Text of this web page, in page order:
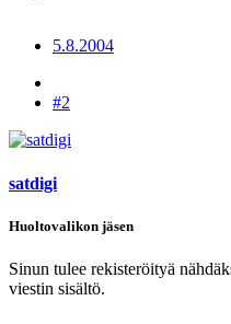
5.8.2004
#2
satdigi
Huoltovalikon jäsen
Sinun tulee rekisteröityä
viestin sisältö.